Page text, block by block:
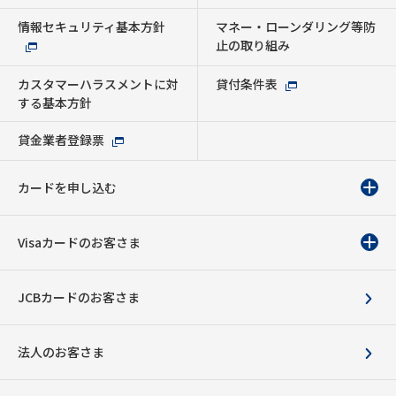
情報セキュリティ基本方針
マネー・ローンダリング等防
止の取り組み
カスタマーハラスメントに対
する基本方針
貸付条件表
貸金業者登録票
カードを申し込む
Visaカードのお客さま
JCBカードのお客さま
法人のお客さま